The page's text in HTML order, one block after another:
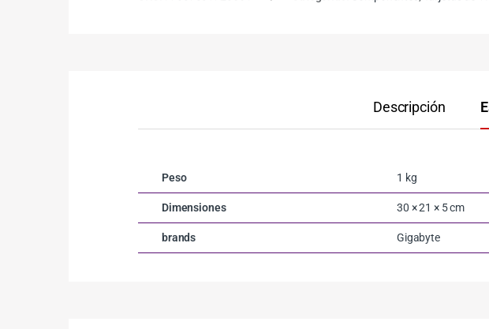
Descripción
Peso 1 kg
Dimensiones 30 × 21 × 5 cm
brands Gigabyte